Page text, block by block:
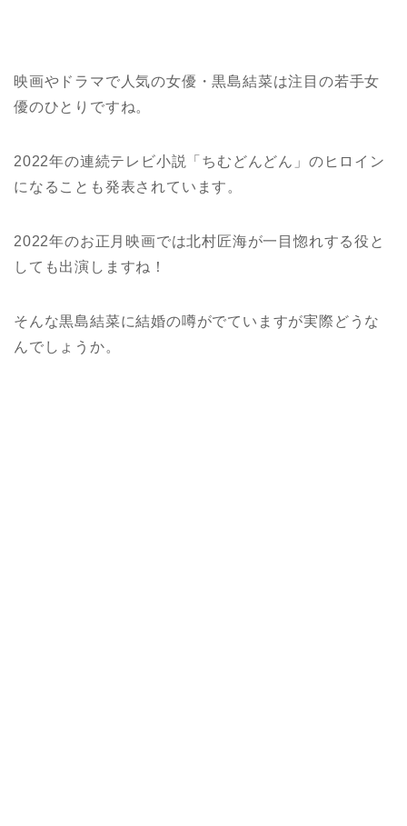
映画やドラマで人気の女優・黒島結菜は注目の若手女
優のひとりですね。
2022年の連続テレビ小説「ちむどんどん」のヒロイン
になることも発表されています。
2022年のお正月映画では北村匠海が一目惚れする役と
しても出演しますね！
そんな黒島結菜に結婚の噂がでていますが実際どうな
んでしょうか。